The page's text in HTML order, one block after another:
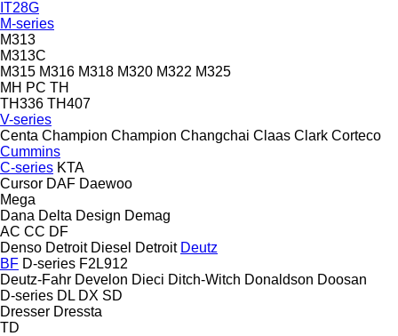
IT28G
M-series
M313
M313C
M315 M316 M318 M320 M322 M325
MH PC TH
TH336 TH407
V-series
Centa Champion Champion Changchai Claas Clark Corteco
Cummins
C-series KTA
Cursor DAF Daewoo
Mega
Dana Delta Design Demag
AC CC DF
Denso Detroit Diesel Detroit Deutz
BF D-series F2L912
Deutz-Fahr Develon Dieci Ditch-Witch Donaldson Doosan
D-series DL DX SD
Dresser Dressta
TD